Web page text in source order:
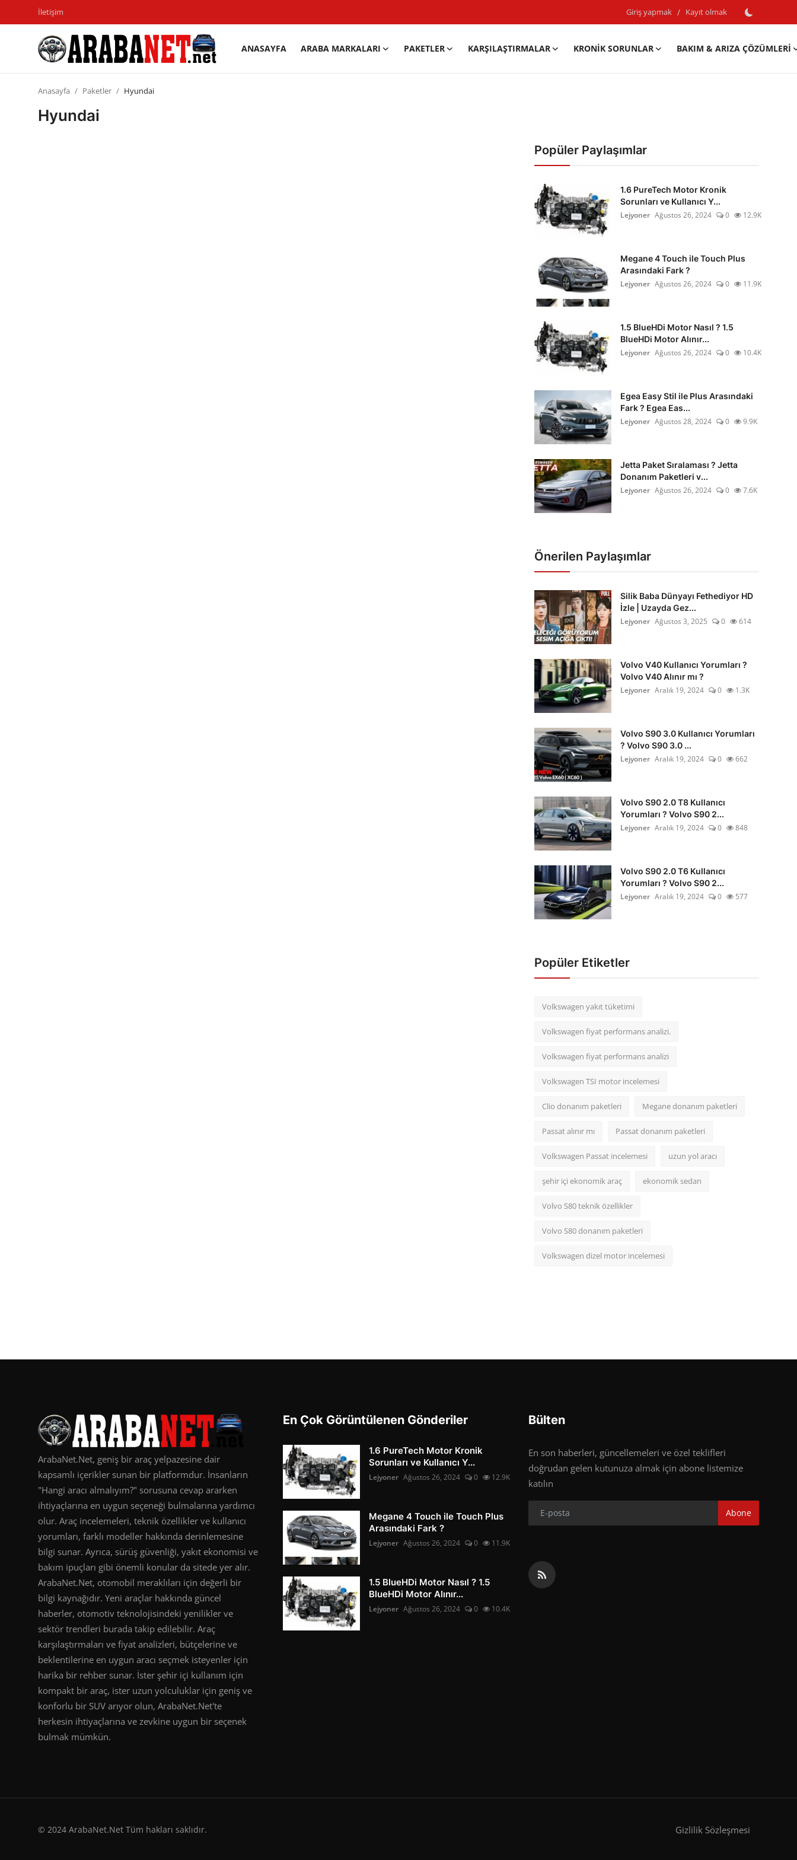
İletişim Giriş yapmak / Kayıt olmak
ANASAYFA ARABA MARKALARI PAKETLER KARŞILAŞTIRMALAR KRONIK SORUNLAR
BAKIM & ARIZA ÇÖZÜMLERI
Giriş
Kayıt
Anasayfa
Anasayfa Paketler Hyundai
Hyundai
Popüler Paylaşımlar
1.6 PureTech Motor Kronik
Sorunları ve Kullanıcı Y...
Lejyoner Ağustos 26, 2024 0 12.9K
Megane 4 Touch ile Touch Plus
Arasındaki Fark ?
Lejyoner Ağustos 26, 2024 0 11.9K
1.5 BlueHDi Motor Nasıl ? 1.5
BlueHDi Motor Alınır...
Lejyoner Ağustos 26, 2024 0 10.4K
Egea Easy Stil ile Plus Arasındaki
Fark ? Egea Eas...
Lejyoner Ağustos 28, 2024 0 9.9K
Jetta Paket Sıralaması ? Jetta
Donanım Paketleri v...
Lejyoner Ağustos 26, 2024 0 7.6K
Önerilen Paylaşımlar
Silik Baba Dünyayı Fethediyor HD
İzle | Uzayda Gez...
Lejyoner Ağustos 3, 2025 0 614
Volvo V40 Kullanıcı Yorumları ?
Volvo V40 Alınır mı ?
Lejyoner Aralık 19, 2024 0 1.3K
Volvo S90 3.0 Kullanıcı Yorumları
? Volvo S90 3.0 ...
Lejyoner Aralık 19, 2024 0 662
Volvo S90 2.0 T8 Kullanıcı
Yorumları ? Volvo S90 2...
Lejyoner Aralık 19, 2024 0 848
Volvo S90 2.0 T6 Kullanıcı
Yorumları ? Volvo S90 2...
Lejyoner Aralık 19, 2024 0 577
Popüler Etiketler
Volkswagen yakıt tüketimi
Volkswagen fiyat performans analizi.
Volkswagen fiyat performans analizi
Volkswagen TSI motor incelemesi
Clio donanım paketleri Megane donanım paketleri
Passat alınır mı Passat donanım paketleri
Volkswagen Passat incelemesi uzun yol aracı
şehir içi ekonomik araç ekonomik sedan
Volvo S80 teknik özellikler
Volvo S80 donanım paketleri
Volkswagen dizel motor incelemesi
ArabaNet.Net, geniş bir araç yelpazesine dair
kapsamlı içerikler sunan bir platformdur. İnsanların
"Hangi aracı almalıyım?" sorusuna cevap ararken
ihtiyaçlarına en uygun seçeneği bulmalarına yardımcı
olur. Araç incelemeleri, teknik özellikler ve kullanıcı
yorumları, farklı modeller hakkında derinlemesine
bilgi sunar. Ayrıca, sürüş güvenliği, yakıt ekonomisi ve
bakım ipuçları gibi önemli konular da sitede yer alır.
ArabaNet.Net, otomobil meraklıları için değerli bir
bilgi kaynağıdır. Yeni araçlar hakkında güncel
haberler, otomotiv teknolojisindeki yenilikler ve
sektör trendleri burada takip edilebilir. Araç
karşılaştırmaları ve fiyat analizleri, bütçelerine ve
beklentilerine en uygun aracı seçmek isteyenler için
harika bir rehber sunar. İster şehir içi kullanım için
kompakt bir araç, ister uzun yolculuklar için geniş ve
konforlu bir SUV arıyor olun, ArabaNet.Net'te
herkesin ihtiyaçlarına ve zevkine uygun bir seçenek
bulmak mümkün.
En Çok Görüntülenen Gönderiler
1.6 PureTech Motor Kronik
Sorunları ve Kullanıcı Y...
Lejyoner Ağustos 26, 2024 0 12.9K
Megane 4 Touch ile Touch Plus
Arasındaki Fark ?
Lejyoner Ağustos 26, 2024 0 11.9K
1.5 BlueHDi Motor Nasıl ? 1.5
BlueHDi Motor Alınır...
Lejyoner Ağustos 26, 2024 0 10.4K
Bülten
En son haberleri, güncellemeleri ve özel teklifleri
doğrudan gelen kutunuza almak için abone listemize
katılın
Abone
© 2024 ArabaNet.Net Tüm hakları saklıdır. Gizlilik Sözleşmesi